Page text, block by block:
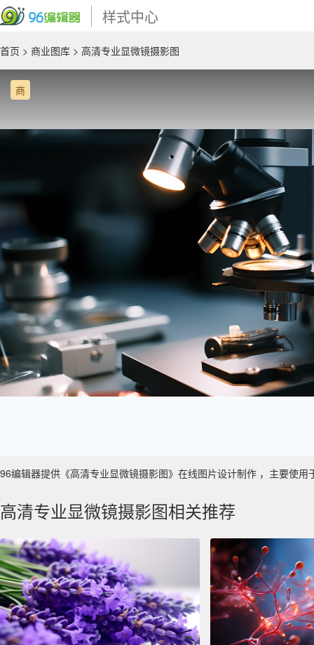
样式中心
首页 > 商业图库 > 高清专业显微镜摄影图
商
96编辑器提供《高清专业显微镜摄影图》在线图片设计制作 ，主要使
高清专业显微镜摄影图相关推荐